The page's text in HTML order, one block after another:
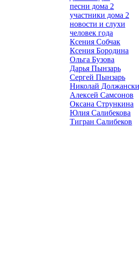
песни дома 2
участники дома 2
новости и слухи
человек года
Ксения Собчак
Ксения Бородина
Ольга Бузова
Дарья Пынзарь
Сергей Пынзарь
Николай
Алексей Самсонов
Оксана Стрункина
Юлия Салибекова
Тигран Салибеков